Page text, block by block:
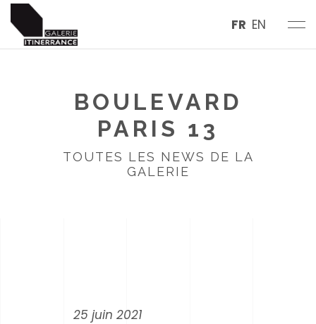
FR EN
BOULEVARD
PARIS 13
TOUTES LES NEWS DE LA
GALERIE
25 juin 2021